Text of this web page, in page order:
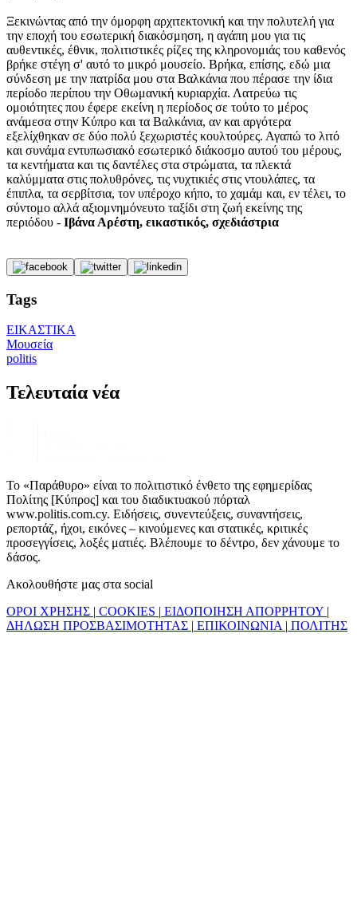
Ξεκινώντας από την όμορφη αρχιτεκτονική και την πολυτελή για
την εποχή του εσωτερική διακόσμηση, η αγάπη μου για τις
αυθεντικές, έθνικ, πολιτιστικές ρίζες της κληρονομιάς του καθενός
βρήκε στέγη σ' αυτό το μικρό μουσείο. Βρήκα, επίσης, εδώ μια
σύνδεση με την πατρίδα μου στα Βαλκάνια που πέρασε την ίδια
περίοδο περίπου την Οθωμανική κυριαρχία. Λατρεύω τις
ομοιότητες που έφερε εκείνη η περίοδος σε τούτο το μέρος
ανάμεσα στην Κύπρο και τα Βαλκάνια, αν και αργότερα
εξελίχθηκαν σε δύο πολύ ξεχωριστές κουλτούρες. Αγαπώ το λιτό
και συνάμα εντυπωσιακό εσωτερικό διάκοσμο αυτού του μέρους,
τα κεντήματα και τις δαντέλες στα στρώματα, τα πλεκτά
καλύμματα στις πολυθρόνες, τις νυχτικιές στις ντουλάπες, τα
έπιπλα, τα σερβίτσια, τον υπέροχο κήπο, το χαμάμ και, εν τέλει, το
σύντομο αλλά αξιομνημόνευτο ταξίδι στη ζωή εκείνης της
περιόδου - Ιβάνα Αρέστη, εικαστικός, σχεδιάστρια
Tags
ΕΙΚΑΣΤΙΚΑ
Μουσεία
politis
Τελευταία νέα
Το «Παράθυρο» είναι το πολιτιστικό ένθετο της εφημερίδας
Πολίτης [Κύπρος] και του διαδικτυακού πόρταλ
www.politis.com.cy. Ειδήσεις, συνεντεύξεις, συναντήσεις,
ρεπορτάζ, ήχοι, εικόνες – κινούμενες και στατικές, κριτικές
προσεγγίσεις, λοξές ματιές. Βλέπουμε το δέντρο, δεν χάνουμε το
δάσος.
Ακολουθήστε μας στα social
ΟΡΟΙ ΧΡΗΣΗΣ | COOKIES | ΕΙΔΟΠΟΙΗΣΗ ΑΠΟΡΡΗΤΟΥ |
ΔΗΛΩΣΗ ΠΡΟΣΒΑΣΙΜΟΤΗΤΑΣ | ΕΠΙΚΟΙΝΩΝΙΑ | ΠΟΛΙΤΗΣ